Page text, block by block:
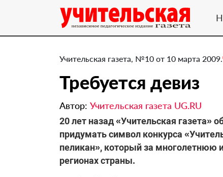
Учительская газета, №10 от 10 марта 2009.
Требуется девиз
Автор: Учительская газета UG.RU
20 лет назад «Учительская газета»
придумать символ конкурса
пеликан», который за многолетнюю
регионах страны.